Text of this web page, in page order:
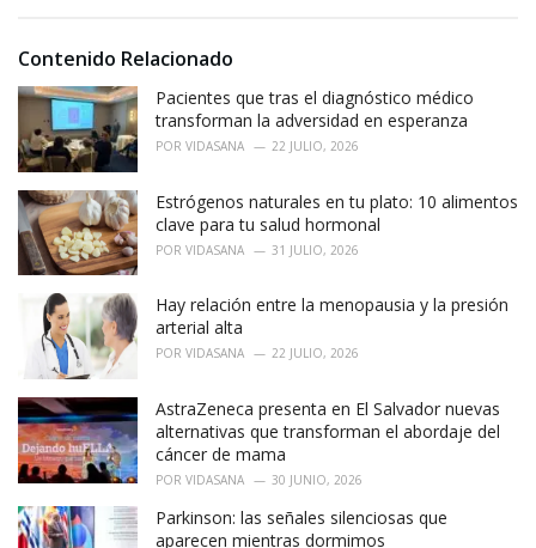
s
:
Contenido Relacionado
Pacientes que tras el diagnóstico médico
transforman la adversidad en esperanza
POR VIDASANA 22 JULIO, 2026
Estrógenos naturales en tu plato: 10 alimentos
clave para tu salud hormonal
POR VIDASANA 31 JULIO, 2026
Hay relación entre la menopausia y la presión
arterial alta
POR VIDASANA 22 JULIO, 2026
AstraZeneca presenta en El Salvador nuevas
alternativas que transforman el abordaje del
cáncer de mama
POR VIDASANA 30 JUNIO, 2026
Parkinson: las señales silenciosas que
aparecen mientras dormimos